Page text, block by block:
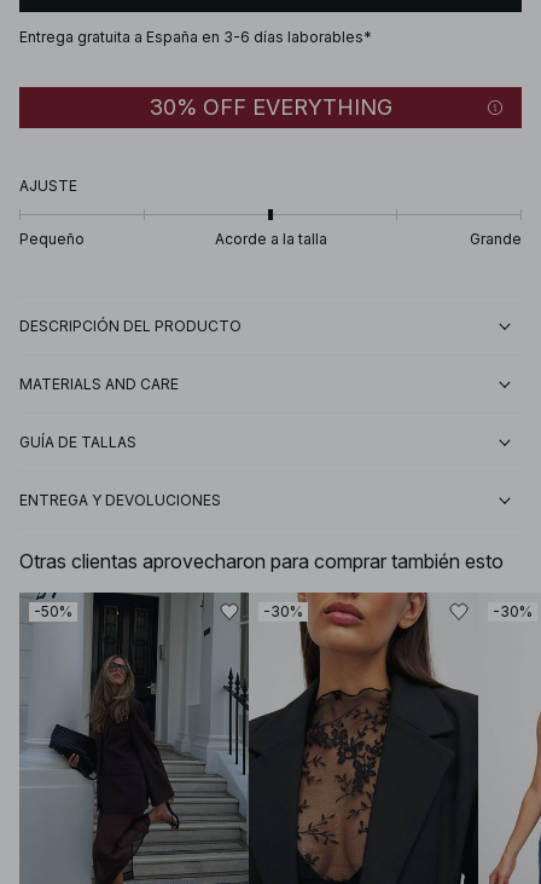
Entrega gratuita a España en 3-6 días laborables*
30% OFF EVERYTHING
AJUSTE
Pequeño Acorde a la talla Grande
DESCRIPCIÓN DEL PRODUCTO
MATERIALS AND CARE
GUÍA DE TALLAS
ENTREGA Y DEVOLUCIONES
Otras clientas aprovecharon para comprar también esto
-50% -30% -30%